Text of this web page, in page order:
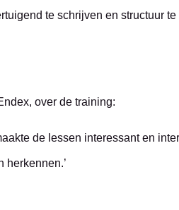
te schrijven en structuur
over de training:
de lessen interessant en
herkennen.’